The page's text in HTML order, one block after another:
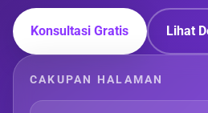
Konsultasi Gratis Lihat
CAKUPAN HALAMAN